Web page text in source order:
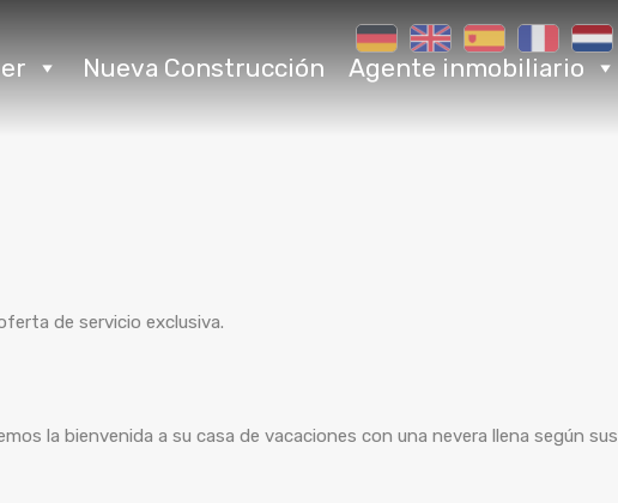
Nueva Construcción Agente inmobiliario
de servicio exclusiva.
la bienvenida a su casa de vacaciones con una nevera llena según sus